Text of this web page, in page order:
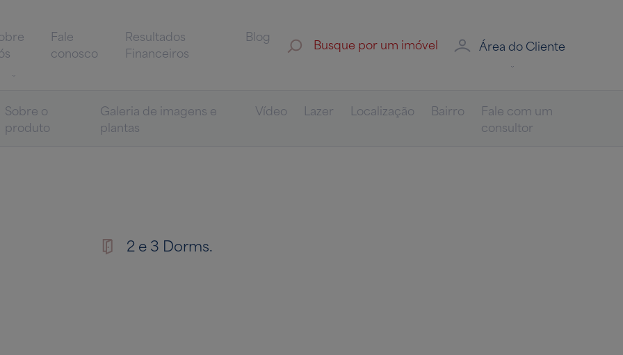
Fale
conosco
Resultados
Financeiros
Blog
Área do Cliente
Sobre o
produto
Galeria de imagens e
plantas
Vídeo Lazer Localização Bairro
Fale com um
consultor
2 e 3 Dorms.